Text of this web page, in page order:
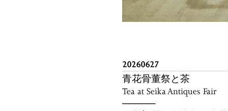
20260627
青花骨董祭と茶
Tea at Seika Antiques Fair
─────